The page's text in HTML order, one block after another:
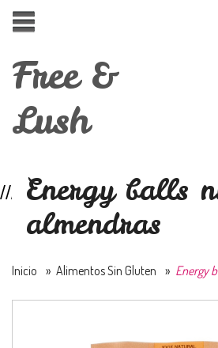
Free &
Lush
Energy balls
almendras
Inicio » Alimentos Sin Gluten » Energy